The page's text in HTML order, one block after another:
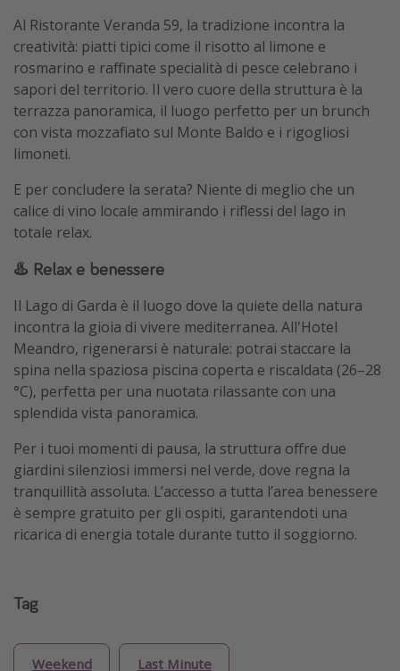
Al Ristorante Veranda 59, la tradizione incontra la
creatività: piatti tipici come il risotto al limone e
rosmarino e raffinate specialità di pesce celebrano i
sapori del territorio. Il vero cuore della struttura è la
terrazza panoramica, il luogo perfetto per un brunch
con vista mozzafiato sul Monte Baldo e i rigogliosi
limoneti.
E per concludere la serata? Niente di meglio che un
calice di vino locale ammirando i riflessi del lago in
totale relax.
♨️ Relax e benessere
Il Lago di Garda è il luogo dove la quiete della natura
incontra la gioia di vivere mediterranea. All'Hotel
Meandro, rigenerarsi è naturale: potrai staccare la
spina nella spaziosa piscina coperta e riscaldata (26–28
°C), perfetta per una nuotata rilassante con una
splendida vista panoramica.
Per i tuoi momenti di pausa, la struttura offre due
giardini silenziosi immersi nel verde, dove regna la
tranquillità assoluta. L’accesso a tutta l’area benessere
è sempre gratuito per gli ospiti, garantendoti una
ricarica di energia totale durante tutto il soggiorno.
Tag
Weekend Last Minute